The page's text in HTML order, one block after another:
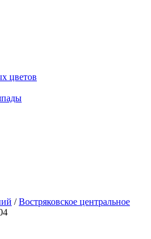
цветов
/ Востряковское центральное